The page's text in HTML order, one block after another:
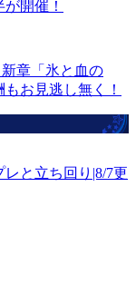
開催！
章「氷と血の
お見逃し無く！
と立ち回り|8/7更